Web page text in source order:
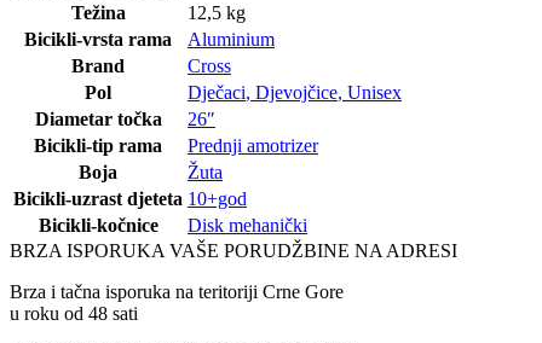
Težina
12,5 kg
Bicikli-vrsta rama
Aluminium
Brand
Cross
Pol
Dječaci, Djevojčice, Unisex
Diametar točka
26″
Bicikli-tip rama
Prednji amotrizer
Boja
Žuta
Bicikli-uzrast djeteta 10+god
Bicikli-kočnice
Disk mehanički
BRZA ISPORUKA VAŠE PORUDŽBINE NA ADRESI
Brza i tačna isporuka na teritoriji Crne Gore
u roku od 48 sati